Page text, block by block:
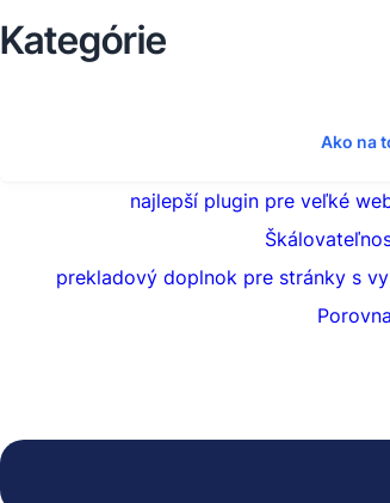
Kategórie
Ako na
najlepší plugin pre veľké
prekladový doplnok pre stránky s